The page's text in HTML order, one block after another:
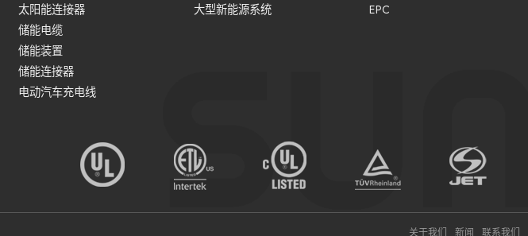
太阳能连接器
储能电缆
储能装置
储能连接器
电动汽车充电线
大型新能源系统
EPC
关于我们 新闻 联系我们